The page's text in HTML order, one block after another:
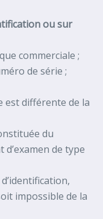
ou sur
commerciale ;
de série ;
est différente de la
du
de type
impossible de la